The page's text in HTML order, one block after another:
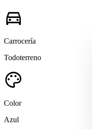
directions_car
Carrocería
Todoterreno
palette
Color
Azul